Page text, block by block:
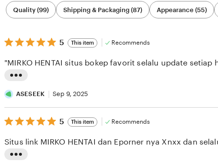
Filter
by
category
Quality (99) Shipping & Packaging (87) Appearance (55)
5
out
5
stars
5 This item Recommends
i
s
t
n
"MIRKO HENTAI situs bokep favorit selalu update setiap
ASESEEK Sep 9, 2025
5
out
5
stars
5 This item Recommends
Situs link MIRKO HENTAI dan Eporner nya Xnxx dan